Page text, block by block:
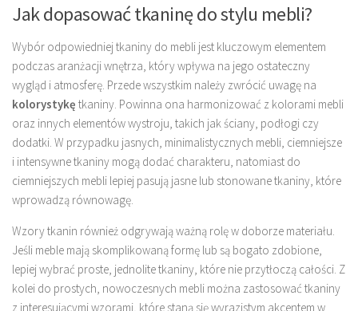
Jak dopasować tkaninę do stylu mebli?
Wybór odpowiedniej tkaniny do mebli jest kluczowym elementem
podczas aranżacji wnętrza, który wpływa na jego ostateczny
wygląd i atmosferę. Przede wszystkim należy zwrócić uwagę na
kolorystykę tkaniny. Powinna ona harmonizować z kolorami mebli
oraz innych elementów wystroju, takich jak ściany, podłogi czy
dodatki. W przypadku jasnych, minimalistycznych mebli, ciemniejsze
i intensywne tkaniny mogą dodać charakteru, natomiast do
ciemniejszych mebli lepiej pasują jasne lub stonowane tkaniny, które
wprowadzą równowagę.
Wzory tkanin również odgrywają ważną rolę w doborze materiału.
Jeśli meble mają skomplikowaną formę lub są bogato zdobione,
lepiej wybrać proste, jednolite tkaniny, które nie przytłoczą całości. Z
kolei do prostych, nowoczesnych mebli można zastosować tkaniny
z interesującymi wzorami, które staną się wyrazistym akcentem w